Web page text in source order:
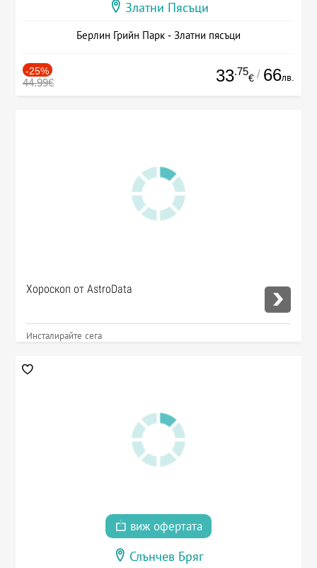
Златни Пясъци
Берлин Грийн Парк - Златни пясъци
-25%
44.99€ 33.75
€ / 66лв.
Хороскоп от AstroData
Инсталирайте сега
виж офертата
Слънчев Бряг